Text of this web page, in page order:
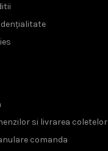
si livrarea coletelor
comanda